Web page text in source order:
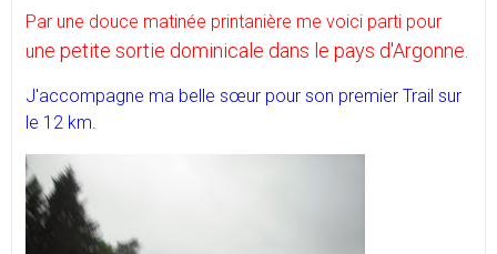
Par une douce matinée printanière me voici parti pour
une petite sortie dominicale dans le pays d'Argonne.
J'accompagne ma belle sœur pour son premier Trail sur
le 12 km.